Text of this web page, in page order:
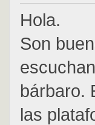
Hola.
Son
bárbaro.
las